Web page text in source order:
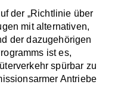
der „Richtlinie über
mit alternativen,
der dazugehörigen
ist es,
spürbar zu
Antriebe